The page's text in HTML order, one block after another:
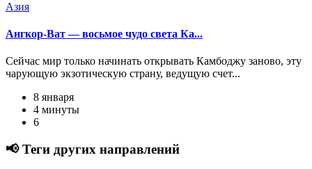
Азия
Ангкор-Ват — восьмое чудо света Ка...
Сейчас мир только начинать открывать Камбоджу заново, эту
чарующую экзотическую страну, ведущую счет...
8 января
4 минуты
6
📢 Теги других направлений